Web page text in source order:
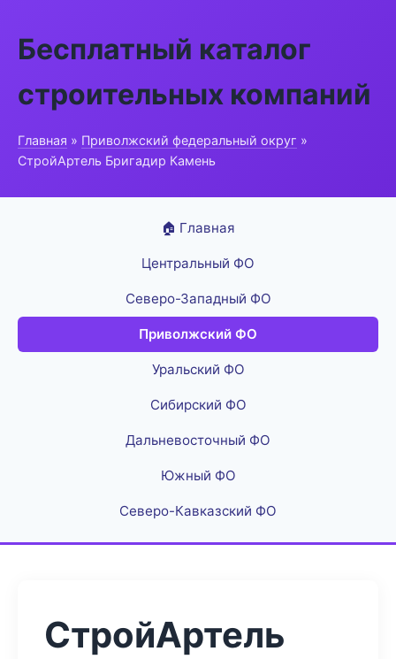
Бесплатный каталог
строительных компаний
Главная » Приволжский федеральный округ »
СтройАртель Бригадир Камень
🏠 Главная
Центральный ФО
Северо-Западный ФО
Приволжский ФО
Уральский ФО
Сибирский ФО
Дальневосточный ФО
Южный ФО
Северо-Кавказский ФО
СтройАртель